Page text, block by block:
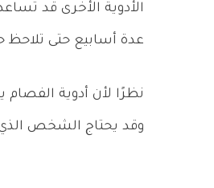
الأدوية الأخرى قد
عدة أسابيع حتى
نظرًا لأن أدوية
وقد يحتاج الشخص الذي